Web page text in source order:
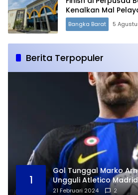
Kenalkan Mal
Bangka Barat 5
Berita Terpopuler
1
Gol Tunggal Marko
Ungguli Atletico Madrid
21 Februari 2024 2